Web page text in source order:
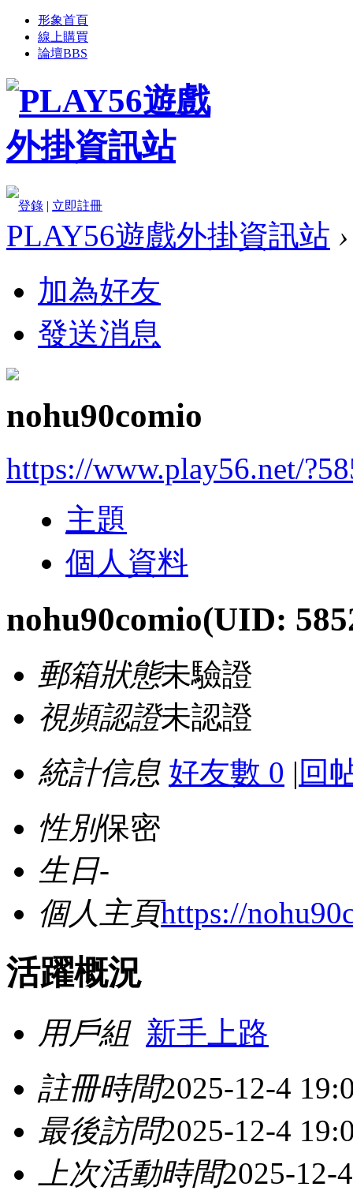
形象首頁
線上購買
論壇BBS
登錄 | 立即註冊
PLAY56遊戲外掛資訊站 ›
加為好友
發送消息
nohu90comio
https://www.play56.net/
主題
個人資料
nohu90comio(UID:
郵箱狀態未驗證
視頻認證未認證
統計信息 好友數 0 | 回
性別保密
生日-
個人主頁https://
活躍概況
用戶組 新手上路
註冊時間2025-12-4
最後訪問2025-12-4
上次活動時間2025-12-